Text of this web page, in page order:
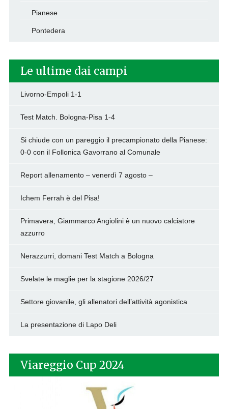
Pianese
Pontedera
Le ultime dai campi
Livorno-Empoli 1-1
Test Match. Bologna-Pisa 1-4
Si chiude con un pareggio il precampionato della Pianese:
0-0 con il Follonica Gavorrano al Comunale
Report allenamento – venerdì 7 agosto –
Ichem Ferrah è del Pisa!
Primavera, Giammarco Angiolini è un nuovo calciatore
azzurro
Nerazzurri, domani Test Match a Bologna
Svelate le maglie per la stagione 2026/27
Settore giovanile, gli allenatori dell’attività agonistica
La presentazione di Lapo Deli
Viareggio Cup 2024